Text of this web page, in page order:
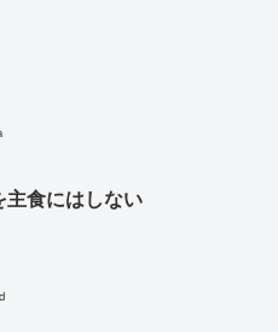
食にはしない